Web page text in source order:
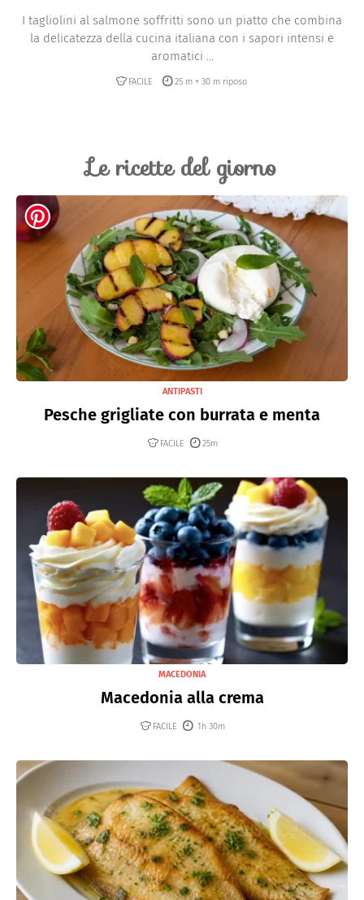
I tagliolini al salmone soffritti sono un piatto che combina
la delicatezza della cucina italiana con i sapori intensi e
aromatici ...
FACILE 25 m + 30 m riposo
Le ricette del giorno
ANTIPASTI
Pesche grigliate con burrata e menta
FACILE 25m
MACEDONIA
Macedonia alla crema
FACILE 1h 30m